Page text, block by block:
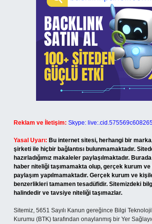
Reklam ve İletişim: Skype:
Yasal Uyarı: Bu internet sitesi, herhangi bir
şirketi ile hiçbir bağlantısı bulunmamaktadır.
hazırladığımız makaleler paylaşılmaktadır.
haber niteliği taşımamakta olup, gerçek kurum
paylaşım yapılmamaktadır. Gerçek kurum ve
benzerlikleri tamamen tesadüfidir. Sitemizdeki
halindedir ve tavsiye niteliği taşımazlar.
Sitemiz, 5651 Sayılı Kanun gereğince Bilgi
Kurumu (BTK) tarafından onaylanmış bir Yer